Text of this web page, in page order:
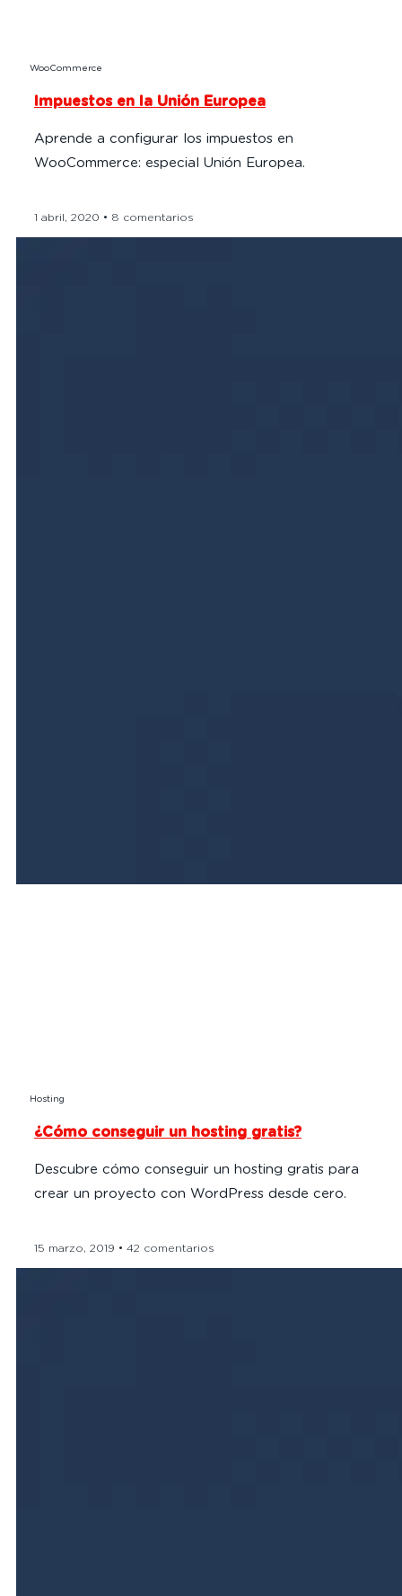
WooCommerce
Impuestos en la Unión Europea
Aprende a configurar los impuestos en
WooCommerce: especial Unión Europea.
1 abril, 2020 8 comentarios
Hosting
¿Cómo conseguir un hosting gratis?
Descubre cómo conseguir un hosting gratis para
crear un proyecto con WordPress desde cero.
15 marzo, 2019 42 comentarios